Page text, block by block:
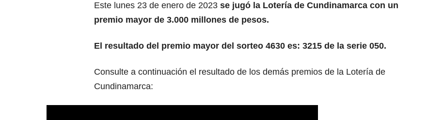
Este lunes 23 de enero de 2023 se jugó la Lotería de Cundinamarca con un
premio mayor de 3.000 millones de pesos.
El resultado del premio mayor del sorteo 4630 es: 3215 de la serie 050.
Consulte a continuación el resultado de los demás premios de la Lotería de
Cundinamarca: